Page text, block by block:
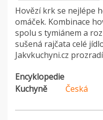
Hovězí krk se nejlépe
omáček. Kombinace
spolu s tymiánem a
sušená rajčata celé
Jakvkuchyni.cz
Encyklopedie
Kuchyně
Česká